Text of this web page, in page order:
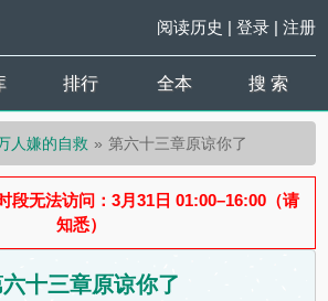
阅读历史 | 登录| 注册
排行 全本 搜 索
人嫌的自救 第六十三章原谅你了
段无法访问：3月31日 01:00–16:00（请
知悉）
十三章原谅你了